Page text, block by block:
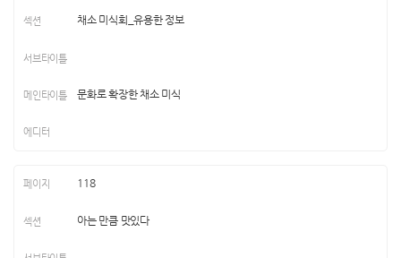
채소 미식회_유용한 정보
문화로 확장한 채소 미식
118
아는 만큼 맛있다